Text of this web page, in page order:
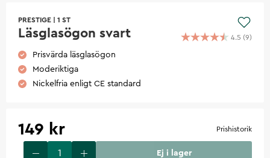
PRESTIGE 1 ST
Läsglasögon svart 4.5 (9)
Prisvärda läsglasögon
Moderiktiga
Nickelfria enligt CE standard
149 kr Prishistorik
Ej i lager